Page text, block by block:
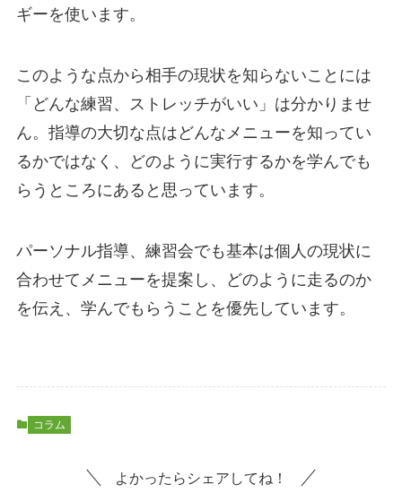
ギーを使います。
このような点から相手の現状を知らないことには
「どんな練習、ストレッチがいい」は分かりませ
ん。指導の大切な点はどんなメニューを知ってい
るかではなく、どのように実行するかを学んでも
らうところにあると思っています。
パーソナル指導、練習会でも基本は個人の現状に
合わせてメニューを提案し、どのように走るのか
を伝え、学んでもらうことを優先しています。
コラム
よかったらシェアしてね！